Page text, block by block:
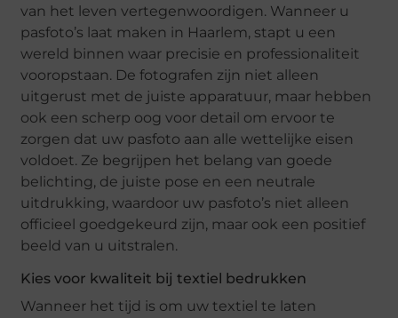
van het leven vertegenwoordigen. Wanneer u
pasfoto’s laat maken in Haarlem, stapt u een
wereld binnen waar precisie en professionaliteit
vooropstaan. De fotografen zijn niet alleen
uitgerust met de juiste apparatuur, maar hebben
ook een scherp oog voor detail om ervoor te
zorgen dat uw pasfoto aan alle wettelijke eisen
voldoet. Ze begrijpen het belang van goede
belichting, de juiste pose en een neutrale
uitdrukking, waardoor uw pasfoto’s niet alleen
officieel goedgekeurd zijn, maar ook een positief
beeld van u uitstralen.
Kies voor kwaliteit bij textiel bedrukken
Wanneer het tijd is om uw textiel te laten